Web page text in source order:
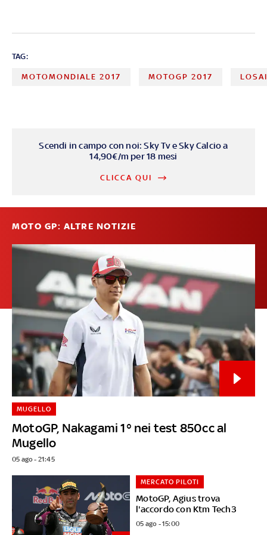
TAG:
MOTOMONDIALE 2017 MOTOGP 2017
Scendi in campo con noi: Sky Tv e Sky Calcio a
14,90€/m per 18 mesi
CLICCA QUI
MOTO GP: ALTRE NOTIZIE
MotoGP, Nakagami 1° nei test 850cc al
Mugello
MUGELLO
05 ago - 21:45
MotoGP, Agius trova
l'accordo con Ktm Tech3
MERCATO PILOTI
05 ago - 15:00